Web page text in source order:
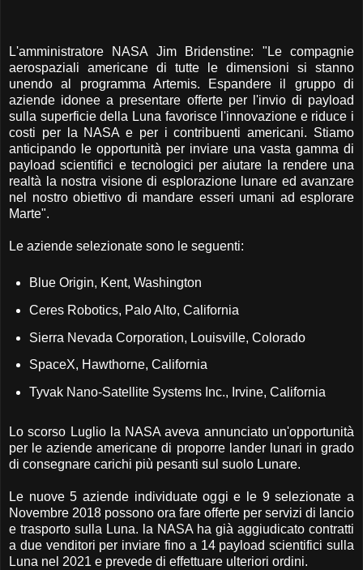
L'amministratore NASA Jim Bridenstine: "Le compagnie
aerospaziali americane di tutte le dimensioni si stanno
unendo al programma Artemis. Espandere il gruppo di
aziende idonee a presentare offerte per l'invio di payload
sulla superficie della Luna favorisce l'innovazione e riduce i
costi per la NASA e per i contribuenti americani. Stiamo
anticipando le opportunità per inviare una vasta gamma di
payload scientifici e tecnologici per aiutare la rendere una
realtà la nostra visione di esplorazione lunare ed avanzare
nel nostro obiettivo di mandare esseri umani ad esplorare
Marte".
Le aziende selezionate sono le seguenti:
Blue Origin, Kent, Washington
Ceres Robotics, Palo Alto, California
Sierra Nevada Corporation, Louisville, Colorado
SpaceX, Hawthorne, California
Tyvak Nano-Satellite Systems Inc., Irvine, California
Lo scorso Luglio la NASA aveva annunciato un'opportunità
per le aziende americane di proporre lander lunari in grado
di consegnare carichi più pesanti sul suolo Lunare.
Le nuove 5 aziende individuate oggi e le 9 selezionate a
Novembre 2018 possono ora fare offerte per servizi di lancio
e trasporto sulla Luna. la NASA ha già aggiudicato contratti
a due venditori per inviare fino a 14 payload scientifici sulla
Luna nel 2021 e prevede di effettuare ulteriori ordini.